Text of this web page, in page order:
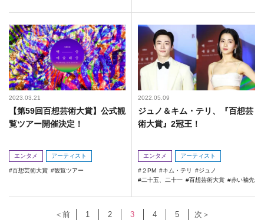
2023.03.21
【第59回百想芸術大賞】公式観
覧ツアー開催決定！
エンタメ アーティスト
百想芸術大賞 観覧ツアー
2022.05.09
ジュノ＆キム・テリ、『百想芸
術大賞』2冠王！
エンタメ アーティスト
２PM キム・テリ
ジュノ
二十五、二十一
百想芸術大賞 赤い袖先
＜前 1 2 3 4 5
次＞